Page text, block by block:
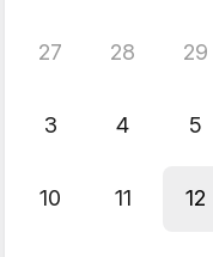
27 28 29
3 4 5
10 11 12